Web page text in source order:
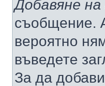
Добавяне
съобщение.
вероятно
въведете
За да